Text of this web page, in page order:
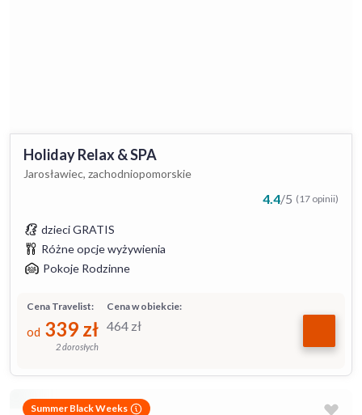
Holiday Relax & SPA
Jarosławiec, zachodniopomorskie
4.4/5 (17 opinii)
dzieci GRATIS
Różne opcje wyżywienia
Pokoje Rodzinne
Cena w obiekcie:
464 zł
Cena Travelist:
od 339 zł
2 dorosłych
Summer Black Weeks